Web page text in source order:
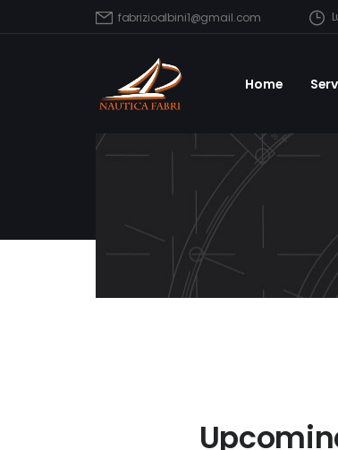
fabrizioalbini1@gmail.com
Home